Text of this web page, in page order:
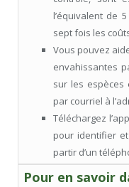
l’équivalent de
sept fois les
Vous pouvez
envahissantes
sur les espèces
par courriel à
Téléchargez
pour identifier
partir d’un
Pour en savoir